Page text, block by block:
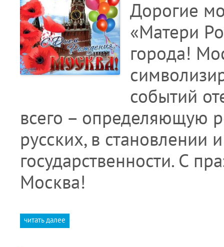
Дорогие
«Матери
города!
событий
всего – определяющую
русских, в становлении
государственности. С
Москва!
читать далее